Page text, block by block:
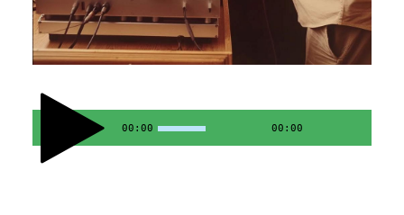
00:00 00:00